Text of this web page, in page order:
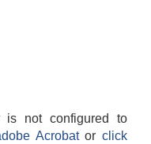
is not configured to
Acrobatorclick